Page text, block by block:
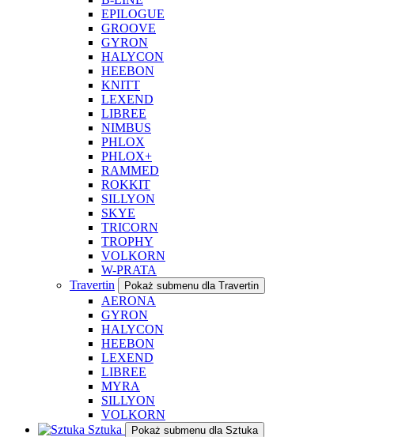
EPILOGUE
GROOVE
GYRON
HALYCON
HEEBON
KNITT
LEXEND
LIBREE
NIMBUS
PHLOX
PHLOX+
RAMMED
ROKKIT
SILLYON
SKYE
TRICORN
TROPHY
VOLKORN
W-PRATA
Travertin
Pokaż submenu dla Travertin
AERONA
GYRON
HALYCON
HEEBON
LEXEND
LIBREE
MYRA
SILLYON
VOLKORN
Sztuka
Pokaż submenu dla Sztuka